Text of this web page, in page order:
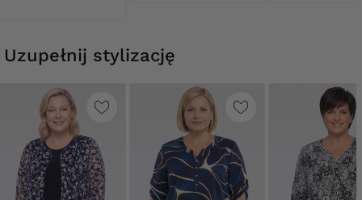
Uzupełnij stylizację